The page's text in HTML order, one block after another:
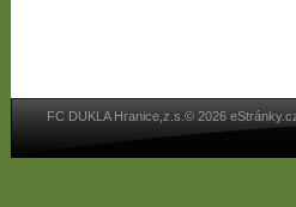
FC DUKLA Hranice,z.s.© 2026